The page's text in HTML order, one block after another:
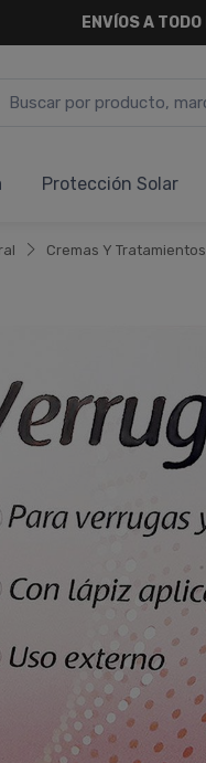
Protección Solar
Cremas Y Tratamientos